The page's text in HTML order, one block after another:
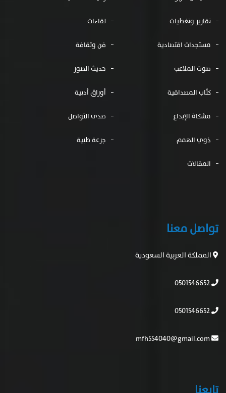
تقارير وتغطيات لقاءات
مستجدات اقتصادية فن وثقافة
صوت الملاعب حديث الصور
كتّاب المصداقية أوراق أدبية
مشكاة الإبداع صدى التواصل
ذوي الهمم جرعة طبية
المقالات
تواصل معنا
المملكة العربية السعودية